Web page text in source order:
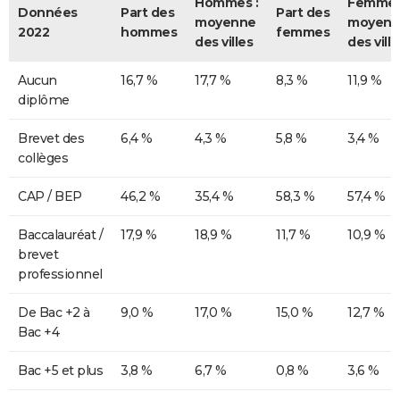
Données
2022
Part des
hommes
moyenne
des villes
Part des
femmes
des
Aucun
diplôme
16,7 % 17,7 % 8,3 % 11,9 %
Brevet des
collèges
6,4 % 4,3 % 5,8 % 3,4 %
CAP / BEP 46,2 % 35,4 % 58,3 % 57,4 %
Baccalauréat /
brevet
professionnel
17,9 % 18,9 % 11,7 % 10,9 %
De Bac +2 à
Bac +4
9,0 % 17,0 % 15,0 % 12,7 %
Bac +5 et plus 3,8 % 6,7 % 0,8 % 3,6 %